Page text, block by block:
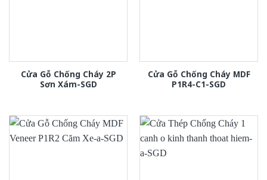
Cửa Gỗ Chống Cháy 2P
Sơn Xám-SGD
Cửa Gỗ Chống Cháy MDF
P1R4-C1-SGD